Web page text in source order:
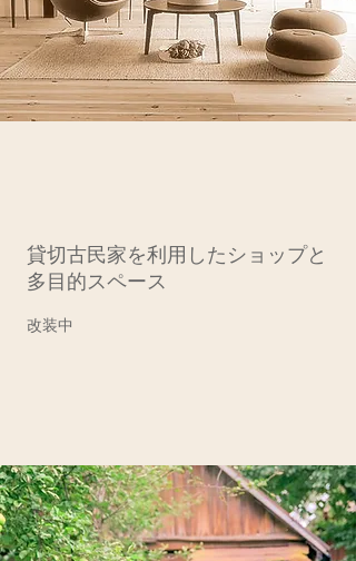
貸切古民家を利用したショップと
多目的スペース
改装中